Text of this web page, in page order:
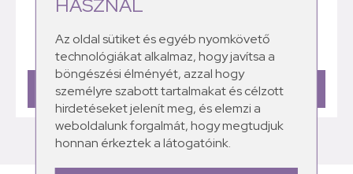
HASZNÁL
Az oldal sütiket és egyéb nyomkövető
technológiákat alkalmaz, hogy javítsa a
böngészési élményét, azzal hogy
személyre szabott tartalmakat és célzott
hirdetéseket jelenít meg, és elemzi a
weboldalunk forgalmát, hogy megtudjuk
honnan érkeztek a látogatóink.
OKOK, KEZELÉS
TOVÁBBI BEJEGYZÉSEK